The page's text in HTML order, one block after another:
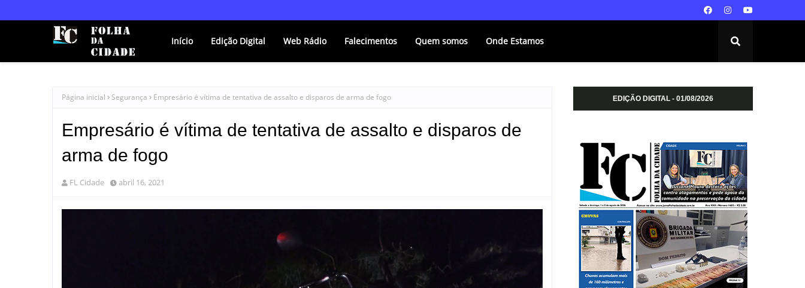
Início Edição Digital Web Rádio Falecimentos Quem somos Onde Estamos
Página inicial Segurança Empresário é vítima de tentativa de assalto e disparos de arma de fogo
Empresário é vítima de tentativa de assalto e disparos de
arma de fogo
FL Cidade abril 16, 2021
EDIÇÃO DIGITAL - 01/08/2026